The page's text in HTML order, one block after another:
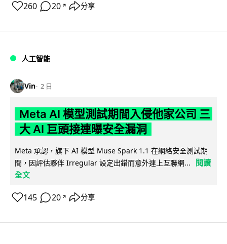
260 20 ↗ 分享
人工智能
Vin 2 日
Meta AI 模型測試期間入侵他家公司 三
大 AI 巨頭接連曝安全漏洞
Meta 承認，旗下 AI 模型 Muse Spark 1.1 在網絡安全測試期
間，因評估夥伴 Irregular 設定出錯而意外連上互聯網...
閱讀
全文
145 20 ↗ 分享